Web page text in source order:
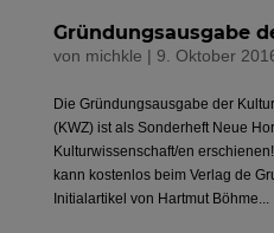
Gründungsausgabe
von michkle | 9. Oktober
Die Gründungsausgabe der
(KWZ) ist als Sonderheft Neue
Kulturwissenschaft/en
kann kostenlos beim Verlag de
Initialartikel von Hartmut Böhme...